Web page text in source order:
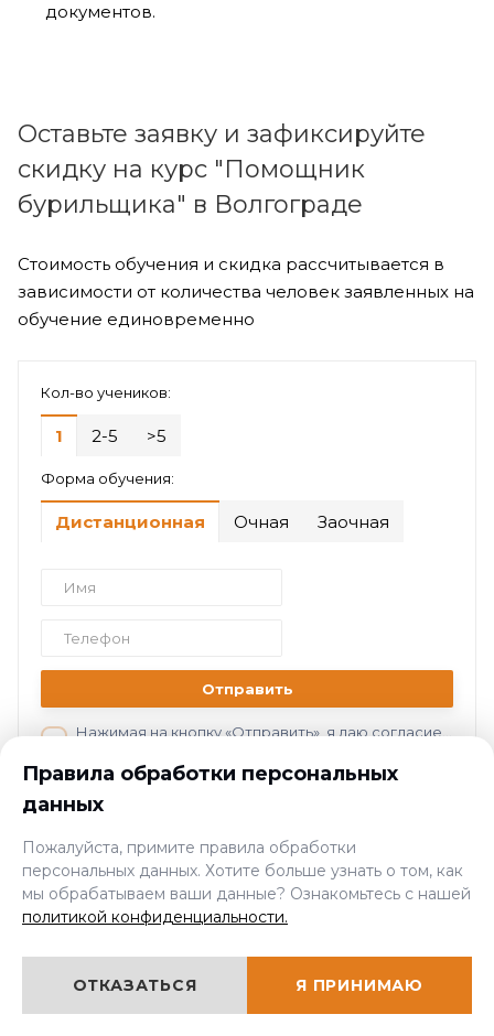
документов.
Оставьте заявку и зафиксируйте
скидку на курс "Помощник
бурильщика" в Волгограде
Стоимость обучения и скидка рассчитывается в
зависимости от количества человек заявленных на
обучение единовременно
Кол-во учеников:
1 2-5 >5
Форма обучения:
Дистанционная Очная Заочная
Отправить
Нажимая на кнопку «Отправить», я даю согласие на обработку персональных данных в соответствии с нашей
Пройди ускоренный курс по
специальности Помощник
бурильщика
Правила обработки персональных
данных
Пожалуйста, примите правила обработки
персональных данных. Хотите больше узнать о том, как
мы обрабатываем ваши данные? Ознакомьтесь с нашей
политикой конфиденциальности.
ОТКАЗАТЬСЯ Я ПРИНИМАЮ